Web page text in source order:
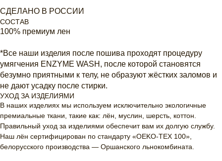
СДЕЛАНО В РОССИИ
СОСТАВ
100% премиум лен
*Все наши изделия после пошива проходят процедуру
умягчения ENZYME WASH, после которой становятся
безумно приятными к телу, не образуют жёстких заломов и
не дают усадку после стирки.
УХОД ЗА ИЗДЕЛИЯМИ
В наших изделиях мы используем исключительно экологичные
премиальные ткани, такие как: лён, муслин, шерсть, коттон.
Правильный уход за изделиями обеспечит вам их долгую службу.
Наш лён сертифицирован по стандарту «OEKO-TEX 100»,
белорусского производства — Оршанского льнокомбината.